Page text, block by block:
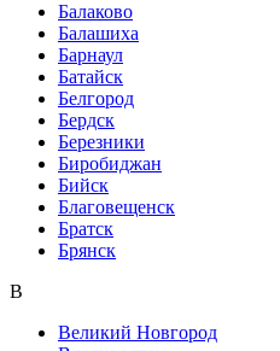
Балаково
Балашиха
Барнаул
Батайск
Белгород
Бердск
Березники
Биробиджан
Бийск
Благовещенск
Братск
Брянск
В
Великий Новгород